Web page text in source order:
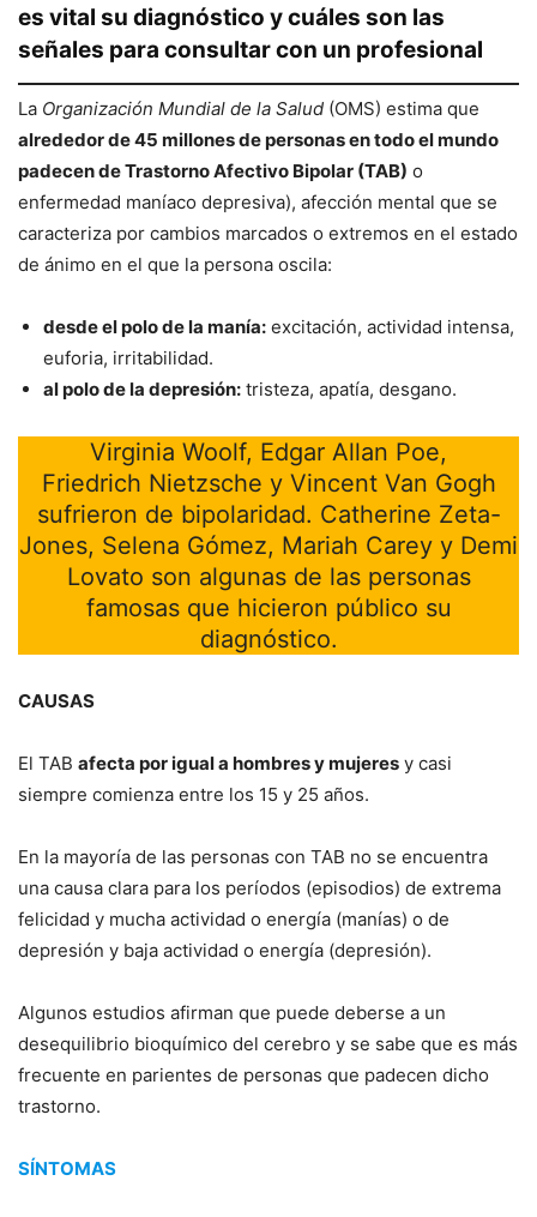
es vital su diagnóstico y cuáles son las
señales para consultar con un profesional
La Organización Mundial de la Salud (OMS) estima que
alrededor de 45 millones de personas en todo el mundo
padecen de Trastorno Afectivo Bipolar (TAB) o
enfermedad maníaco depresiva), afección mental que se
caracteriza por cambios marcados o extremos en el estado
de ánimo en el que la persona oscila:
desde el polo de la manía: excitación, actividad intensa,
euforia, irritabilidad.
al polo de la depresión: tristeza, apatía, desgano.
Virginia Woolf, Edgar Allan Poe,
Friedrich Nietzsche y Vincent Van Gogh
sufrieron de bipolaridad. Catherine Zeta-
Jones, Selena Gómez, Mariah Carey y Demi
Lovato son algunas de las personas
famosas que hicieron público su
diagnóstico.
CAUSAS
El TAB afecta por igual a hombres y mujeres y casi
siempre comienza entre los 15 y 25 años.
En la mayoría de las personas con TAB no se encuentra
una causa clara para los períodos (episodios) de extrema
felicidad y mucha actividad o energía (manías) o de
depresión y baja actividad o energía (depresión).
Algunos estudios afirman que puede deberse a un
desequilibrio bioquímico del cerebro y se sabe que es más
frecuente en parientes de personas que padecen dicho
trastorno.
SÍNTOMAS